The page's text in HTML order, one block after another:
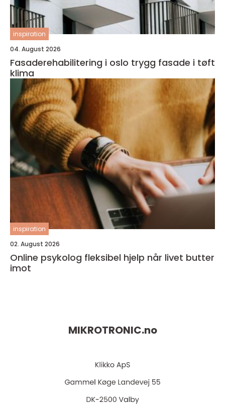
inspiration
04. August 2026
Fasaderehabilitering i oslo trygg fasade i tøft
klima
inspiration
02. August 2026
Online psykolog fleksibel hjelp når livet butter
imot
MIKROTRONIC.no